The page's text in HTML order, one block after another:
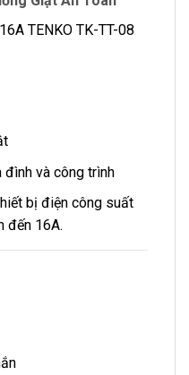
TENKO TK-TT-08
và công trình
bị điện công suất
đến 16A.